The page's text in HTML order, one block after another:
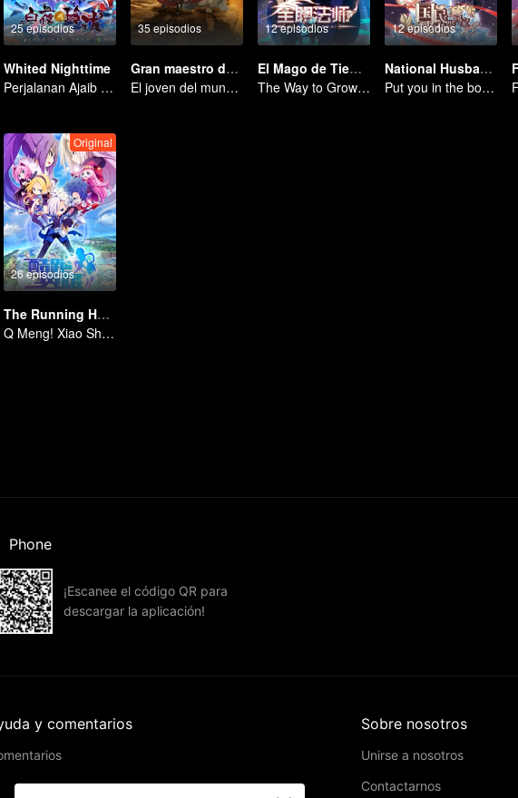
25 episodios
Whited Nighttime
Perjalanan Ajaib Mencari Cinta Sejati
35 episodios
Gran maestro del cultivo demoníaco
El joven del mundo celestial erradica males por el pueblo
12 episodios
El Mago de Tiempo Completo Temporada 1
The Way to Growth, Encouragement and Self-improvement
12 episodios
National Husband Bring Home SS3
Put you in the bottom of my heart.
26 episodios
Original
The Running Heroes
Q Meng! Xiao Shuai Dao-mei Coldrun College
Phone
¡Escanee el código QR para
descargar la aplicación!
y comentarios Sobre nosotros
Unirse a nosotros
Contactarnos